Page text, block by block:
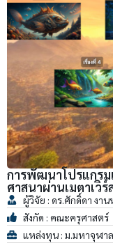
การพัฒนาโปรแกรม
ศาสนาผ่านเมตาเวิร์
ผู้วิจัย : ดร.ศักดิ์ดา งา
สังกัด : คณะครุศาสตร์
แหล่งทุน : ม.มหาจุฬา